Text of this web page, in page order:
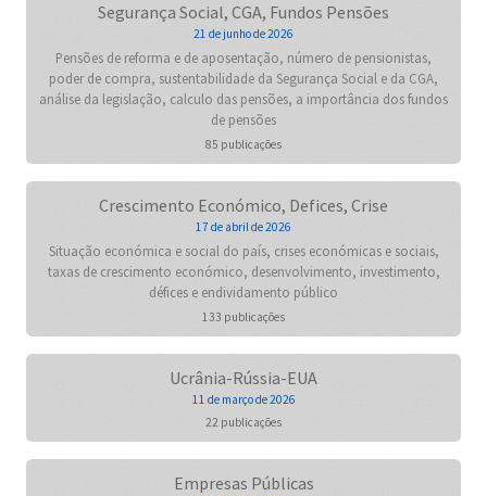
Segurança Social, CGA, Fundos Pensões
21 de junho de 2026
Pensões de reforma e de aposentação, número de pensionistas,
poder de compra, sustentabilidade da Segurança Social e da CGA,
análise da legislação, calculo das pensões, a importância dos fundos
de pensões
85 publicações
Crescimento Económico, Defices, Crise
17 de abril de 2026
Situação económica e social do país, crises económicas e sociais,
taxas de crescimento económico, desenvolvimento, investimento,
défices e endividamento público
133 publicações
Ucrânia-Rússia-EUA
11 de março de 2026
22 publicações
Empresas Públicas